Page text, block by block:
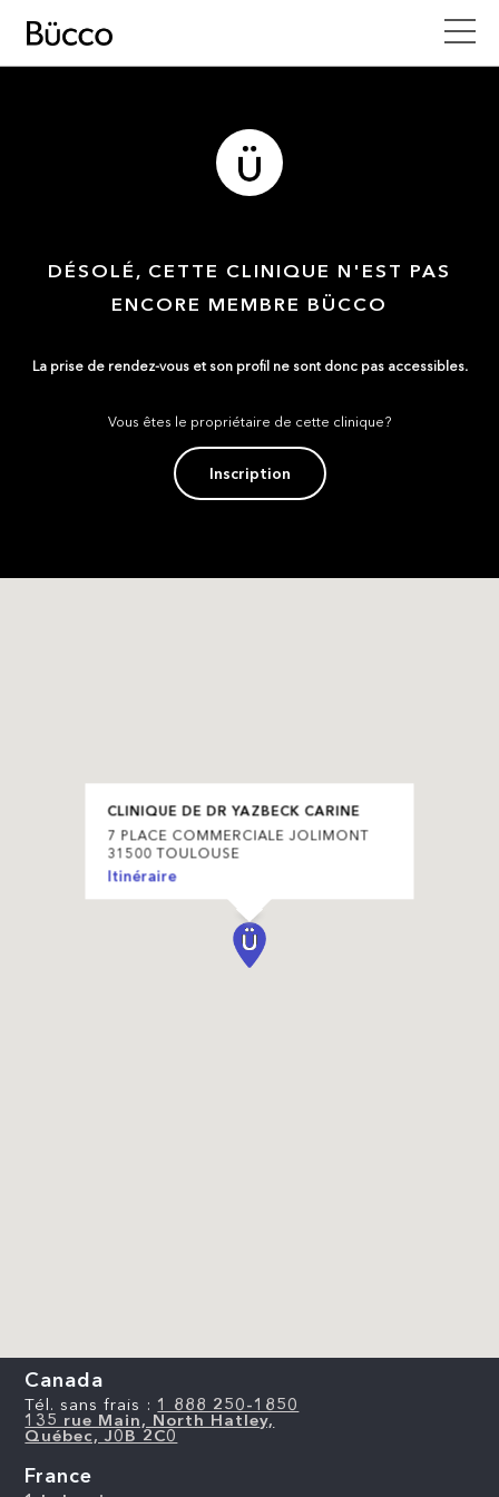
DÉSOLÉ, CETTE CLINIQUE N'EST PAS
ENCORE MEMBRE BÜCCO
La prise de rendez-vous et son profil ne sont donc pas accessibles.
Vous êtes le propriétaire de cette clinique?
Inscription
CLINIQUE DE DR YAZBECK CARINE
7 PLACE COMMERCIALE JOLIMONT
31500 TOULOUSE
Itinéraire
Canada
Tél. sans frais : 1 888 250-1850
135 rue Main, North Hatley,
Québec, J0B 2C0
France